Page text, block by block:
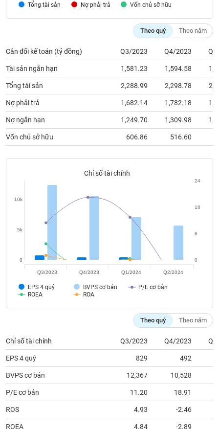
Tổng tài sản Nợ phải trả Vốn chủ sỡ hữu
Theo quý Theo năm
Cân đối kế toán (tỷ đồng) Q3/2023 Q4/2023
Tài sản ngắn hạn 1,581.23 1,594.58
Tổng tài sản 2,288.99 2,298.78
Nợ phải trả 1,682.14 1,782.18
Nợ ngắn hạn 1,249.70 1,309.98
Vốn chủ sở hữu 606.86 516.60
Chỉ số tài chính
EPS 4 quý BVPS cơ bản
P/E cơ bản
ROEA
ROA
0
5k
10k
0
8
16
24
Q3/2023 Q4/2023 Q1/2024 Q2/2024
Theo quý Theo năm
Chỉ số tài chính Q3/2023 Q4/2023
EPS 4 quý 829 492
BVPS cơ bản 12,367 10,528
P/E cơ bản 11.20 18.91
ROS 4.93 -2.46
ROEA 4.84 -2.89
Dịch
vụ
(-)
Đào
tạo
tài
chính
Dữ
chính